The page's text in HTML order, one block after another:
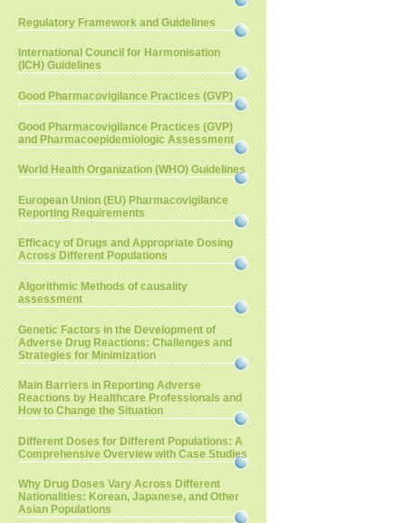
Regulatory Framework and Guidelines
International Council for Harmonisation
(ICH) Guidelines
Good Pharmacovigilance Practices (GVP)
Good Pharmacovigilance Practices (GVP)
and Pharmacoepidemiologic Assessment
World Health Organization (WHO) Guidelines
European Union (EU) Pharmacovigilance
Reporting Requirements
Efficacy of Drugs and Appropriate Dosing
Across Different Populations
Algorithmic Methods of causality
assessment
Genetic Factors in the Development of
Adverse Drug Reactions: Challenges and
Strategies for Minimization
Main Barriers in Reporting Adverse
Reactions by Healthcare Professionals and
How to Change the Situation
Different Doses for Different Populations: A
Comprehensive Overview with Case Studies
Why Drug Doses Vary Across Different
Nationalities: Korean, Japanese, and Other
Asian Populations